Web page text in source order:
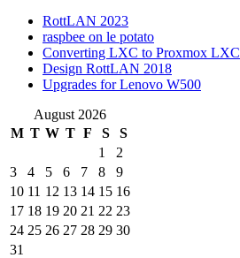
RottLAN 2023
raspbee on le potato
Converting LXC to Proxmox LXC
Design RottLAN 2018
Upgrades for Lenovo W500
August 2026
M T W T F S
S
1
2
3
4 5 6 7 8
9
10 11 12 13 14 15 16
17 18 19 20 21 22 23
24 25 26 27 28 29 30
31